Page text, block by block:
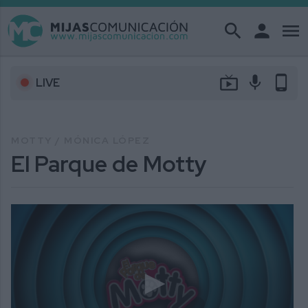
search person menu
LIVE live_tv mic phone_android
El Parque de Motty